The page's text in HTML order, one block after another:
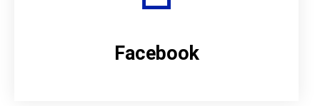
Facebook